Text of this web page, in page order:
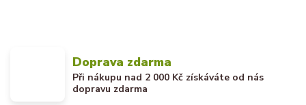
Doprava zdarma
Při nákupu nad 2 000 Kč získáváte od nás
dopravu zdarma